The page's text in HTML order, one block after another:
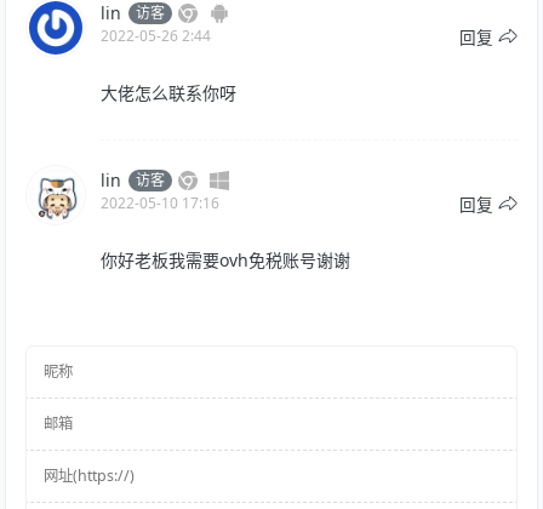
lin
访客
2022-05-26 2:44
回复
大佬怎么联系你呀
lin
访客
2022-05-10 17:16
回复
你好老板我需要ovh免税账号谢谢